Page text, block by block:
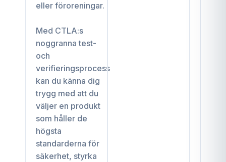
eller föroreningar.
Med CTLA:s
noggranna test-
och
verifieringsprocess
kan du känna dig
trygg med att du
väljer en produkt
som håller de
högsta
standarderna för
säkerhet, styrka